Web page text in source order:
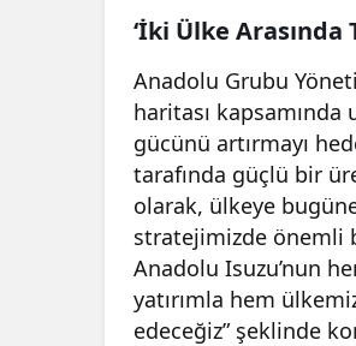
‘İki Ülke
Anadolu Grubu
haritası
gücünü artırmayı
tarafında güçlü bir
olarak, ülkeye
stratejimizde önemli
Anadolu Isuzu’nun
yatırımla hem
edeceğiz” şeklinde